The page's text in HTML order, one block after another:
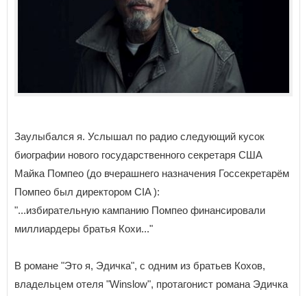
Заулыбался я. Услышал по радио следующий кусок
биографии нового государственного секретаря США
Майка Помпео (до вчерашнего назначения Госсекретарём
Помпео был директором CIA ):
"...избирательную кампанию Помпео финансировали
миллиардеры братья Кохи..."
В романе "Это я, Эдичка", с одним из братьев Кохов,
владельцем отеля "Winslow", протагонист романа Эдичка